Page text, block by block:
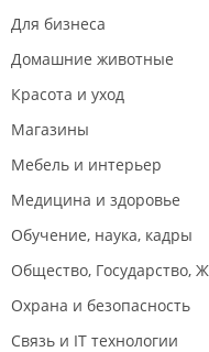
Для бизнеса
Домашние животные
Красота и уход
Магазины
Мебель и интерьер
Медицина и здоровье
Обучение, наука, кадры
Общество, Государство,
Охрана и безопасность
Связь и IT технологии